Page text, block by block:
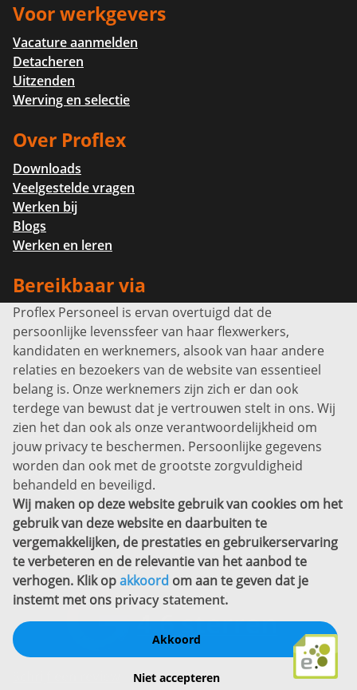
Voor werkgevers
Vacature aanmelden
Detacheren
Uitzenden
Werving en selectie
Over Proflex
Downloads
Veelgestelde vragen
Werken bij
Blogs
Werken en leren
Bereikbaar via
Info@proflexpersoneel.nl
Bel ons:+31 (0)85 0450040
Prins Willem-Alexanderlaan 301
7311 SW Apeldoorn
Disclaimer
Privacyverklaring
Sitemap
Copyright
Bekijk ook eens
Proflex Personeel is ervan overtuigd dat de
persoonlijke levenssfeer van haar flexwerkers,
kandidaten en werknemers, alsook van haar andere
relaties en bezoekers van de website van essentieel
belang is. Onze werknemers zijn zich er dan ook
terdege van bewust dat je vertrouwen stelt in ons. Wij
zien het dan ook als onze verantwoordelijkheid om
jouw privacy te beschermen. Persoonlijke gegevens
worden dan ook met de grootste zorgvuldigheid
behandeld en beveiligd.
Wij maken op deze website gebruik van cookies om het
gebruik van deze website en daarbuiten te
vergemakkelijken, de prestaties en gebruikerservaring
te verbeteren en de relevantie van het aanbod te
verhogen. Klik opakkoord om aan te geven dat je
instemt met ons privacy statement.
Akkoord
Niet accepteren